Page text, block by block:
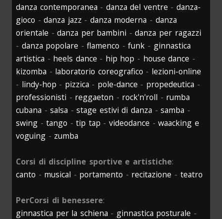
danza contemporanea - danza del ventre -danza-
gioco -danza jazz - danza moderna - danza
orientale -danza per bambini -danza per ragazzi
- danza popolare -flamenco -funk - ginnastica
artistica - heels dance - hip hop - house dance -
kizomba - laboratorio coreografico - lezioni-online
- lindy-hop - pizzica - pole-dance - propedeutica -
professionisti - reggaeton - rock'n'roll - rumba
cubana -salsa -stage estivi di danza -samba -
swing -tango -tip tap -videodance -waacking e
voguing - zumba
Corsi di discipline sportive e artistiche:
canto - musical - portamento - recitazione - teatro
PerCorsi di benessere:
ginnastica per la schiena - ginnastica posturale -